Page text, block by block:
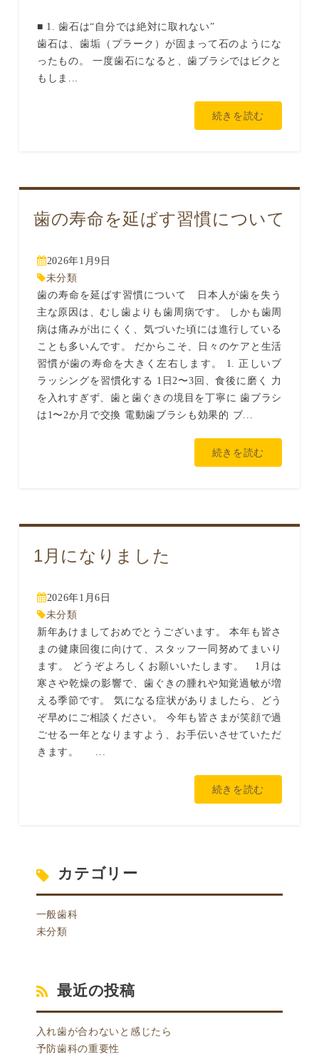
■ 1. 歯石は“自分では絶対に取れない”
歯石は、歯垢（プラーク）が固まって石のようにな
ったもの。 一度歯石になると、歯ブラシではビクと
もしま...
続きを読む
歯の寿命を延ばす習慣について
2026年1月9日
未分類
歯の寿命を延ばす習慣について 日本人が歯を失う
主な原因は、むし歯よりも歯周病です。 しかも歯周
病は痛みが出にくく、気づいた頃には進行している
ことも多いんです。 だからこそ、日々のケアと生活
習慣が歯の寿命を大きく左右します。 1. 正しいブ
ラッシングを習慣化する 1日2〜3回、食後に磨く 力
を入れすぎず、歯と歯ぐきの境目を丁寧に 歯ブラシ
は1〜2か月で交換 電動歯ブラシも効果的 ブ...
続きを読む
1月になりました
2026年1月6日
未分類
新年あけましておめでとうございます。 本年も皆さ
まの健康回復に向けて、スタッフ一同努めてまいり
ます。 どうぞよろしくお願いいたします。 1月は
寒さや乾燥の影響で、歯ぐきの腫れや知覚過敏が増
える季節です。 気になる症状がありましたら、どう
ぞ早めにご相談ください。 今年も皆さまが笑顔で過
ごせる一年となりますよう、お手伝いさせていただ
きます。 ...
続きを読む
カテゴリー
一般歯科
未分類
最近の投稿
入れ歯が合わないと感じたら
予防歯科の重要性